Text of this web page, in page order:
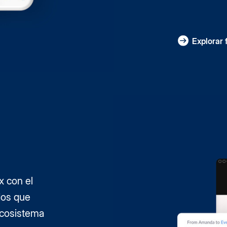
Explorar
con el
que